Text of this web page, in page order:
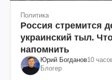
Политика
Россия стремится
украинский тыл.
напомнить
Юрий Богданов10
Блогер